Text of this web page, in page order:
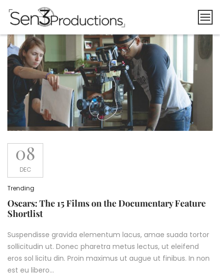
08
DEC
Trending
Oscars: The 15 Films on the Documentary Feature
Shortlist
Suspendisse gravida elementum lacus, amae suada tortor
sollicitudin ut. Donec pharetra metus lectus, ut eleifend
eros sol licitu din. Proin maximus ut augue ut finibus. In non
est eu libero…